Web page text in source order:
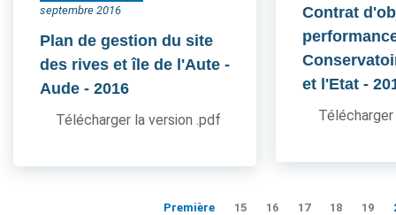
septembre 2016
Plan de gestion du site
des rives et île de l'Aute -
Aude - 2016
Télécharger la version .pdf
Contrat
et l'Etat -
Première 15 16 17 18 19